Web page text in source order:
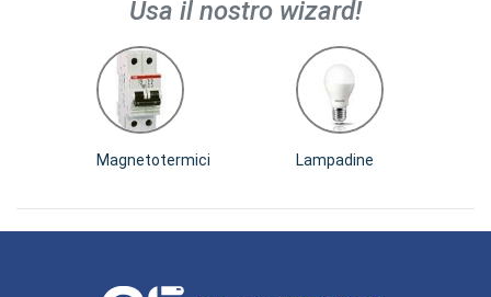
Usa il nostro wizard!
Magnetotermici Lampadine